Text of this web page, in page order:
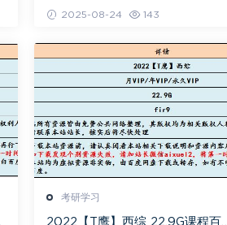
2025-08-24 143
考研学习
2022【T鹰】西综 22.9G课程百